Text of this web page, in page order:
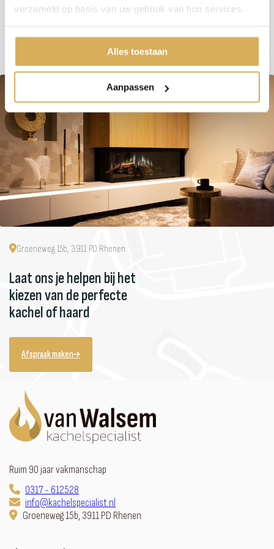
verzameld op basis van uw gebruik van hun services.
Alles toestaan
Aanpassen
Maximaal vermogen
6.5 kW
Groeneweg 15b, 3911 PD Rhenen
Laat ons je helpen bij het
kiezen van de perfecte
kachel of haard
Afspraak maken
Ruim 90 jaar vakmanschap
0317 - 612528
info@kachelspecialist.nl
Groeneweg 15b, 3911 PD Rhenen